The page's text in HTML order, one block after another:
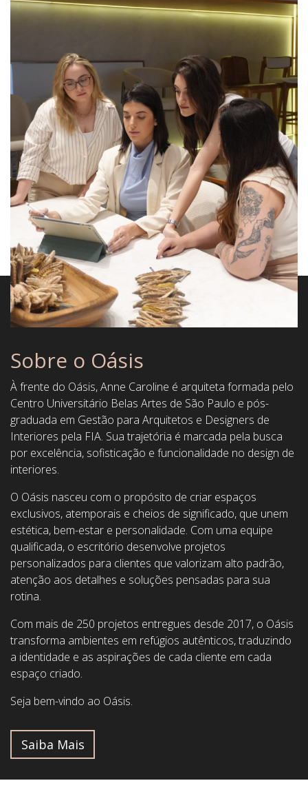
Sobre o Oásis
À frente do Oásis, Anne Caroline é arquiteta formada pelo
Centro Universitário Belas Artes de São Paulo e pós-
graduada em Gestão para Arquitetos e Designers de
Interiores pela FIA. Sua trajetória é marcada pela busca
por excelência, sofisticação e funcionalidade no design de
interiores.
O Oásis nasceu com o propósito de criar espaços
exclusivos, atemporais e cheios de significado, que unem
estética, bem-estar e personalidade. Com uma equipe
qualificada, o escritório desenvolve projetos
personalizados para clientes que valorizam alto padrão,
atenção aos detalhes e soluções pensadas para sua
rotina.
Com mais de 250 projetos entregues desde 2017, o Oásis
transforma ambientes em refúgios autênticos, traduzindo
a identidade e as aspirações de cada cliente em cada
espaço criado.
Seja bem-vindo ao Oásis.
Saiba Mais